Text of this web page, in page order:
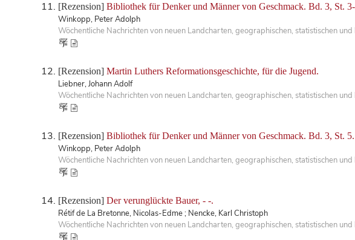
[Rezension] Bibliothek für Denker und Männer von Geschmack. Bd. 3, St.
Winkopp, Peter Adolph
Wöchentliche Nachrichten von neuen Landcharten, geographischen, statistischen
[Rezension] Martin Luthers Reformationsgeschichte, für die Jugend.
Liebner, Johann Adolf
Wöchentliche Nachrichten von neuen Landcharten, geographischen, statistischen
[Rezension] Bibliothek für Denker und Männer von Geschmack. Bd. 3, St. 5.
Winkopp, Peter Adolph
Wöchentliche Nachrichten von neuen Landcharten, geographischen, statistischen
[Rezension] Der verunglückte Bauer, - -.
Rétif de La Bretonne, Nicolas-Edme ; Nencke, Karl Christoph
Wöchentliche Nachrichten von neuen Landcharten, geographischen, statistischen